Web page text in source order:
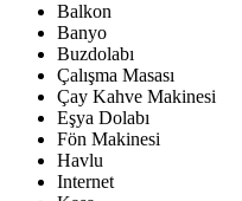
Balkon
Banyo
Buzdolabı
Çalışma Masası
Çay Kahve Makinesi
Eşya Dolabı
Fön Makinesi
Havlu
Internet